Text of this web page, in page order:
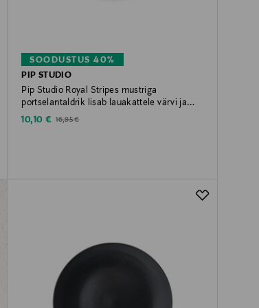
SOODUSTUS 40%
PIP STUDIO
Pip Studio Royal Stripes mustriga
portselantaldrik lisab lauakattele värvi ja
detaili. Taldrik sobib hästi
hommikusöögilauale, salatite või väikeste
Discounted Price
10,10 € Original Price
16,95 €